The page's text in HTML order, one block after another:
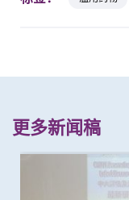
更多新闻稿